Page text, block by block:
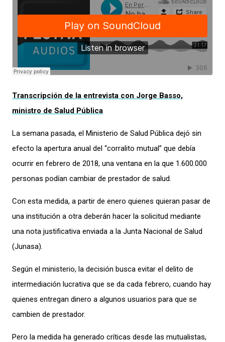
Transcripción de la entrevista con Jorge Basso,
ministro de Salud Pública
La semana pasada, el Ministerio de Salud Pública dejó sin
efecto la apertura anual del “corralito mutual” que debía
ocurrir en febrero de 2018, una ventana en la que 1.600.000
personas podían cambiar de prestador de salud.
Con esta medida, a partir de enero quienes quieran pasar de
una institución a otra deberán hacer la solicitud mediante
una nota justificativa enviada a la Junta Nacional de Salud
(Junasa).
Según el ministerio, la decisión busca evitar el delito de
intermediación lucrativa que se da cada febrero, cuando hay
quienes entregan dinero a algunos usuarios para que se
cambien de prestador.
Pero la medida ha generado críticas desde las mutualistas,